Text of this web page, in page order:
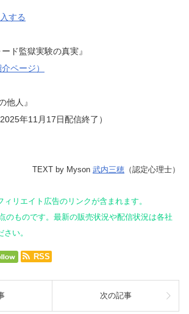
する
ド監獄実験の真実』
ページ）
他人』
年11月17日配信終了）
TEXT by Myson 武内三穂 （認定心理士）
リエイト広告のリンクが含まれます。
のものです。最新の販売状況や配信状況は各社
い。
RSS
次の記事